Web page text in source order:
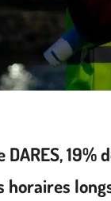
horaires